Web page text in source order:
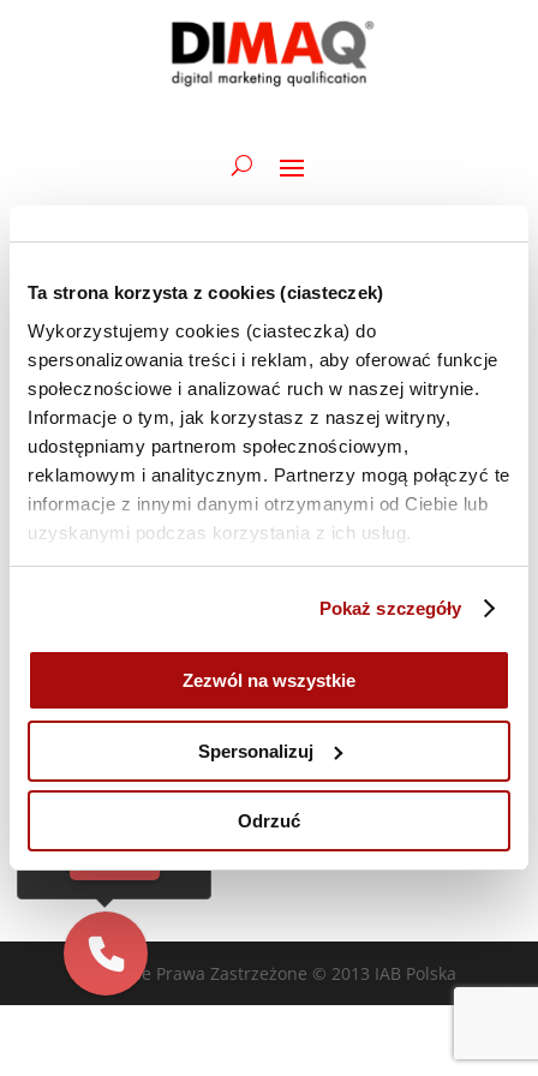
Ta strona korzysta z cookies (ciasteczek)
Wykorzystujemy cookies (ciasteczka) do
spersonalizowania treści i reklam, aby oferować funkcje
społecznościowe i analizować ruch w naszej witrynie.
Informacje o tym, jak korzystasz z naszej witryny,
udostępniamy partnerom społecznościowym,
reklamowym i analitycznym. Partnerzy mogą połączyć te
informacje z innymi danymi otrzymanymi od Ciebie lub
uzyskanymi podczas korzystania z ich usług.
Pokaż szczegóły
Zezwól na wszystkie
Spersonalizuj
Odrzuć
Wydarzenia
for
26
czerwca
2026
po
i
26.06.2026
Wybierz
datę.
Trwające
Digital Marketing od podstaw | 25-26.06 |
szkolenie ONLINE
25 czerwca @ 10:00-26 czerwca @ 13:00
Poprzedni dzień Następny dzień
Zasubskrybuj kalendarz
Wszelkie Prawa Zastrzeżone © 2013 IAB Polska
Cześć!
do Ciebie za darmo
TAK